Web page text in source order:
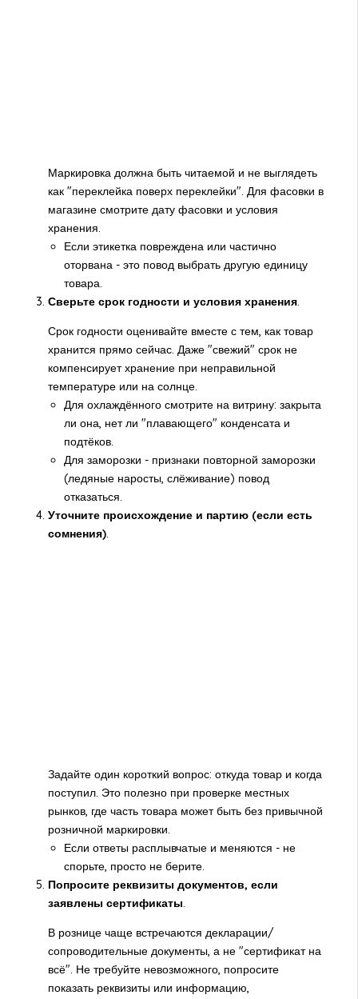
Маркировка должна быть читаемой и не выглядеть
как "переклейка поверх переклейки". Для фасовки в
магазине смотрите дату фасовки и условия
хранения.
Если этикетка повреждена или частично
оторвана - это повод выбрать другую единицу
товара.
Сверьте срок годности и условия хранения.
Срок годности оценивайте вместе с тем, как товар
хранится прямо сейчас. Даже "свежий" срок не
компенсирует хранение при неправильной
температуре или на солнце.
Для охлаждённого смотрите на витрину: закрыта
ли она, нет ли "плавающего" конденсата и
подтёков.
Для заморозки - признаки повторной заморозки
(ледяные наросты, слёживание) повод
отказаться.
Уточните происхождение и партию (если есть
сомнения).
Задайте один короткий вопрос: откуда товар и когда
поступил. Это полезно при проверке местных
рынков, где часть товара может быть без привычной
розничной маркировки.
Если ответы расплывчатые и меняются - не
спорьте, просто не берите.
Попросите реквизиты документов, если
заявлены сертификаты
В рознице чаще встречаются декларации/
сопроводительные документы, а не "сертификат на
всё". Не требуйте невозможного, попросите
показать реквизиты или информацию,